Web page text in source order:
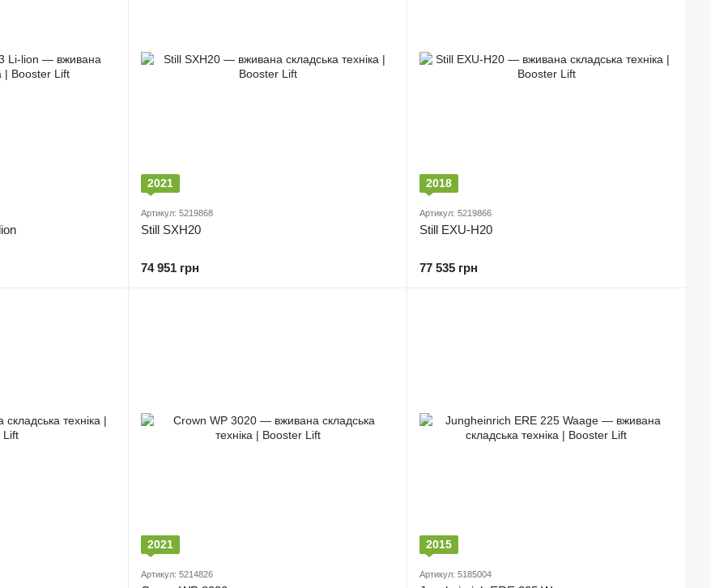
2021
Артикул: 5219868
Still SXH20
74 951 грн
2018
Артикул: 5219866
Still EXU-H20
77 535 грн
2021
Артикул: 5214826
2015
Артикул: 5185004